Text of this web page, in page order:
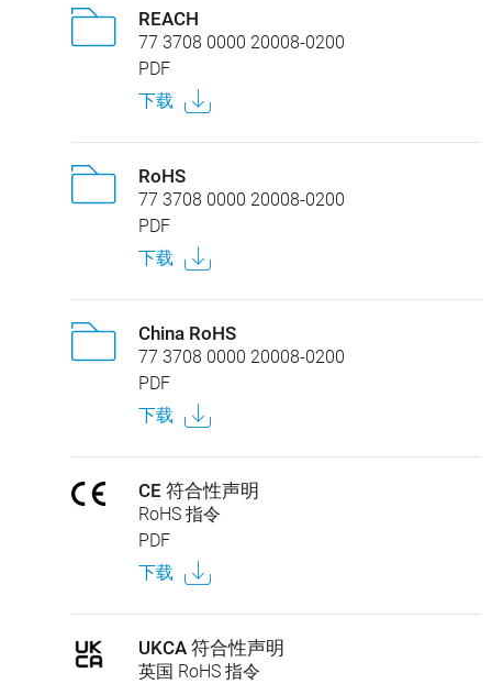
REACH
77 3708 0000 20008-0200
PDF
下载
RoHS
77 3708 0000 20008-0200
PDF
下载
China RoHS
77 3708 0000 20008-0200
PDF
下载
CE 符合性声明
RoHS 指令
PDF
下载
UKCA 符合性声明
英国 RoHS 指令